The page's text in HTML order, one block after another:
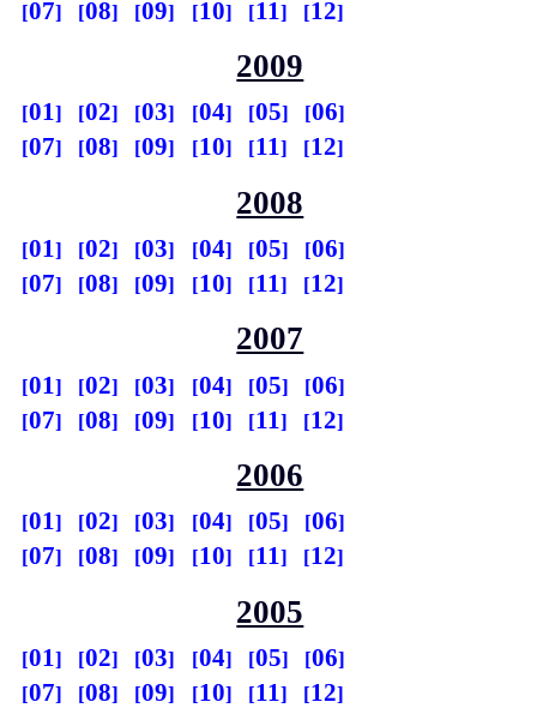
07
08 09 10 11 12
2009
01 02 03 04 05
06
07
08 09 10 11 12
2008
01 02 03 04 05
06
07
08 09 10 11 12
2007
01 02 03 04 05
06
07
08 09 10 11 12
2006
01 02 03 04 05
06
07
08 09 10 11 12
2005
01 02 03 04 05
06
07
08 09 10 11 12